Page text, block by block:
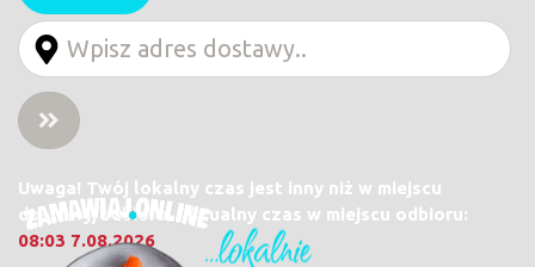
Uwaga! Twój lokalny czas jest inny niż w miejscu
dostawy/odbioru. Aktualny czas w miejscu odbioru:
08:03 7.08.2026